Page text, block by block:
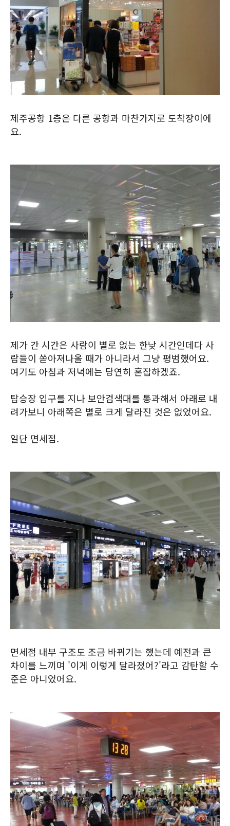
제주공항 1층은 다른 공항과 마찬가지로 도착장이에
요.
제가 간 시간은 사람이 별로 없는 한낮 시간인데다 사
람들이 쏟아져나올 때가 아니라서 그냥 평범했어요.
여기도 아침과 저녁에는 당연히 혼잡하겠죠.
탑승장 입구를 지나 보안검색대를 통과해서 아래로 내
려가보니 아래쪽은 별로 크게 달라진 것은 없었어요.
일단 면세점.
면세점 내부 구조도 조금 바뀌기는 했는데 예전과 큰
차이를 느끼며 '이게 이렇게 달라졌어?'라고 감탄할 수
준은 아니었어요.